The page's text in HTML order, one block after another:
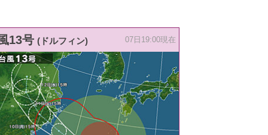
13号 (ドルフィン) 07日19:00現在